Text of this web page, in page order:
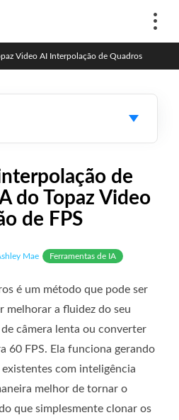
Video AI Interpolação de Quadros
de
do Topaz Video
de FPS
Mae Ferramentas de IA
é um método que pode ser
melhorar a fluidez do seu
câmera lenta ou converter
60 FPS. Ela funciona gerando
com inteligência
melhor de tornar o
que simplesmente clonar os